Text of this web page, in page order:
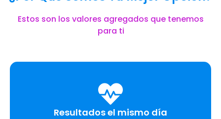
Estos son los valores agregados que tenemos
para ti
Resultados el mismo día